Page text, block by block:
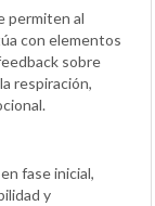
permiten al
con elementos
sobre
respiración,
fase inicial,
y